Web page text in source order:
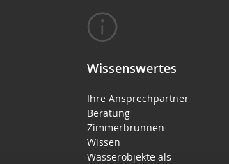
Wissenswertes
Ihre Ansprechpartner
Beratung
Zimmerbrunnen
Wissen
Wasserobjekte als